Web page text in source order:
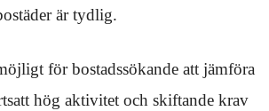
är tydlig.
för bostadssökande att jämföra
hög aktivitet och skiftande krav